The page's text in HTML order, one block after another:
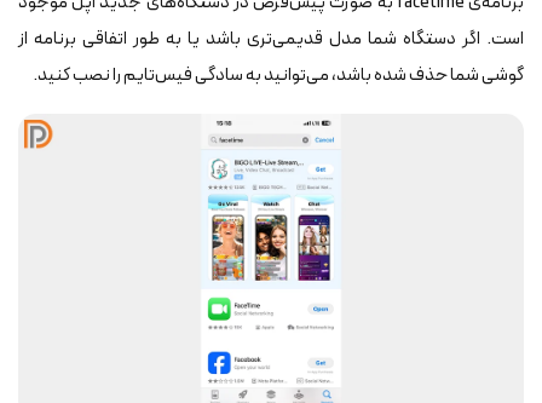
است. اگر دستگاه شما مدل قدیمی‌تری باشد یا به طور اتفاقی برنامه از
گوشی شما حذف شده باشد، می‌توانید به سادگی فیس‌تایم را نصب کنید.